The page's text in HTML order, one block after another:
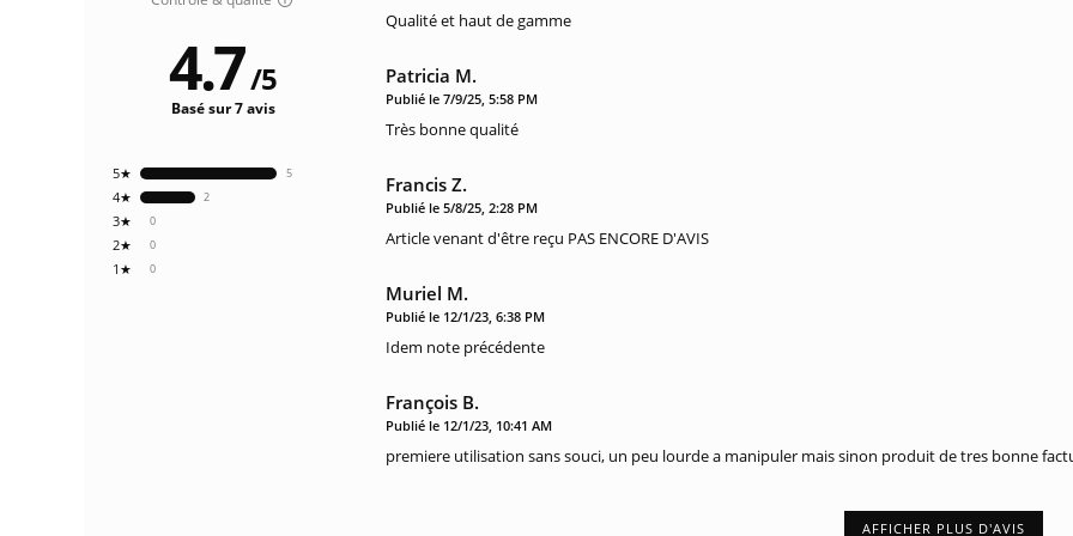
0
1★
0
2★
0
3★
2
4★
5
5★
4.7/5
Basé sur 7 avis
Qualité et haut de gamme
Patricia M.
Publié le 7/9/25, 5:58 PM
Très bonne qualité
Francis Z.
Publié le 5/8/25, 2:28 PM
Article venant d'être reçu PAS ENCORE D'AVIS
Muriel M.
Publié le 12/1/23, 6:38 PM
Idem note précédente
François B.
Publié le 12/1/23, 10:41 AM
premiere utilisation sans souci, un peu lourde a manipuler mais sinon produit de tres bonne
AFFICHER PLUS D'AVIS